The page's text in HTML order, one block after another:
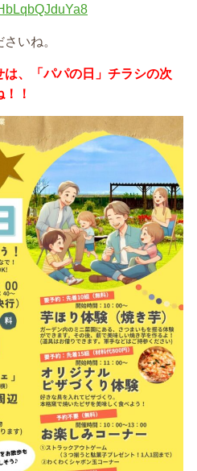
いね。
は、「パパの日」チラシの次
！